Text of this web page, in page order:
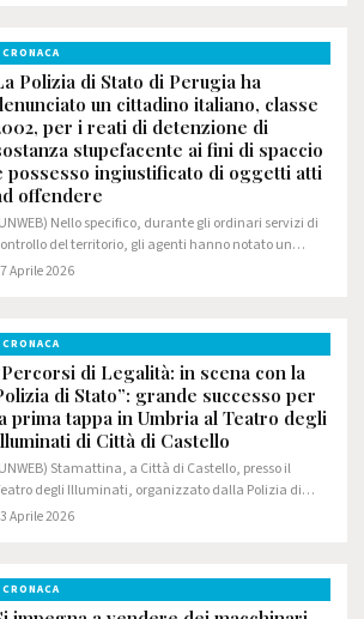
CRONACA
Polizia di Stato di Perugia ha
un cittadino italiano, classe
per i reati di detenzione di
stupefacente ai fini di spaccio
possesso ingiustificato di oggetti atti
offendere
Nello specifico, durante gli ordinari servizi di
del territorio, gli agenti hanno notato un
sospetto mentre transitava in Via Verdi a
Aprile 2026
CRONACA
di Legalità: in scena con la
di Stato”: grande successo per
prima tappa in Umbria al Teatro degli
di Città di Castello
Stamattina, a Città di Castello, presso il
degli Illuminati, organizzato dalla Polizia di
in collaborazione con l'Ufficio Scolastico
Aprile 2026
CRONACA